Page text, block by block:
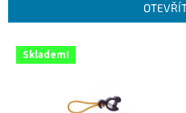
r
V Skladem!